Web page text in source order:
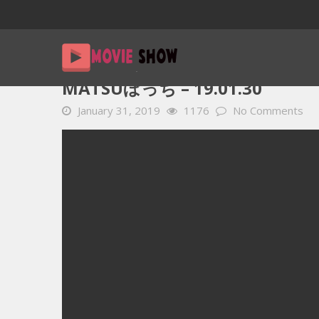
Home
MATSUぼっち – 19.01.30
January 31, 2019 1176 No Comments